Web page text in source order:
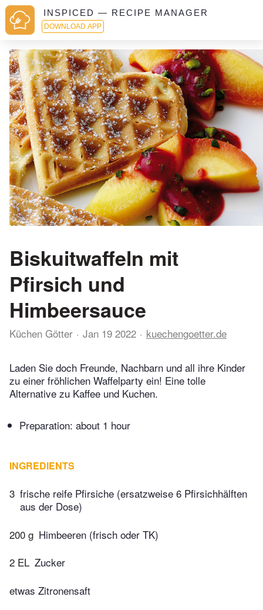
INSPICED — RECIPE MANAGER
DOWNLOAD APP
Biskuitwaffeln mit
Pfirsich und
Himbeersauce
Küchen Götter Jan 19 2022 kuechengoetter.de
Laden Sie doch Freunde, Nachbarn und all ihre Kinder
zu einer fröhlichen Waffelparty ein! Eine tolle
Alternative zu Kaffee und Kuchen.
Preparation: about 1 hour
INGREDIENTS
3 frische reife Pfirsiche (ersatzweise 6 Pfirsichhälften
aus der Dose)
200 g Himbeeren (frisch oder TK)
2 EL Zucker
etwas Zitronensaft